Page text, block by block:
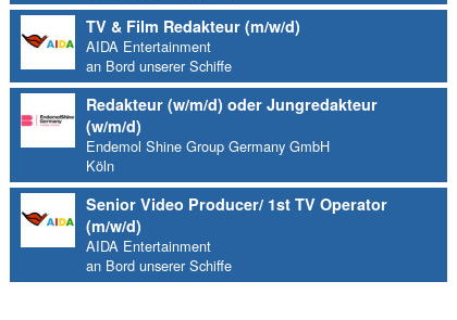
TV & Film Redakteur (m/w/d)
AIDA Entertainment
an Bord unserer Schiffe
Redakteur (w/m/d) oder Jungredakteur
(w/m/d)
Endemol Shine Group Germany GmbH
Köln
Senior Video Producer/ 1st TV Operator
(m/w/d)
AIDA Entertainment
an Bord unserer Schiffe